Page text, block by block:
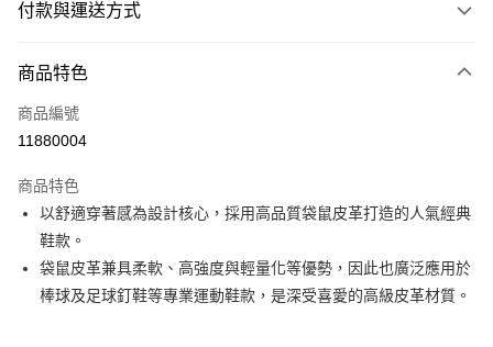
付款與運送方式
信用卡一次付款
超商取貨付款
Apple Pay
街口支付
悠遊付
商品特色
商品編號
11880004
商品特色
以舒適穿著感為設計核心，採用高品質袋鼠皮革打造的人氣經典
鞋款。
袋鼠皮革兼具柔軟、高強度與輕量化等優勢，因此也廣泛應用於
棒球及足球釘鞋等專業運動鞋款，是深受喜愛的高級皮革材質。